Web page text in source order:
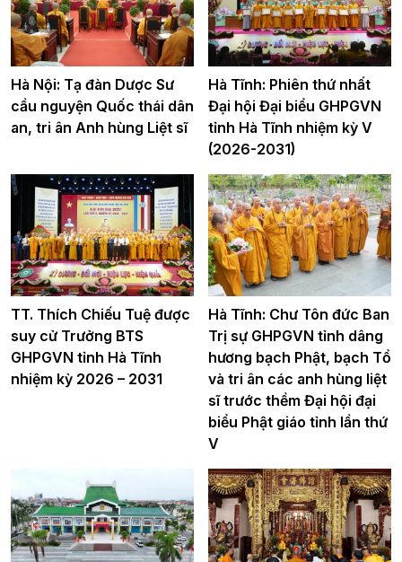
Hà Nội: Tạ đàn Dược Sư
cầu nguyện Quốc thái dân
an, tri ân Anh hùng Liệt sĩ
Hà Tĩnh: Phiên thứ nhất
Đại hội Đại biểu GHPGVN
tỉnh Hà Tĩnh nhiệm kỳ V
(2026-2031)
TT. Thích Chiếu Tuệ được
suy cử Trưởng BTS
GHPGVN tỉnh Hà Tĩnh
nhiệm kỳ 2026 – 2031
Hà Tĩnh: Chư Tôn đức Ban
Trị sự GHPGVN tỉnh dâng
hương bạch Phật, bạch Tổ
và tri ân các anh hùng liệt
sĩ trước thềm Đại hội đại
biểu Phật giáo tỉnh lần thứ
V